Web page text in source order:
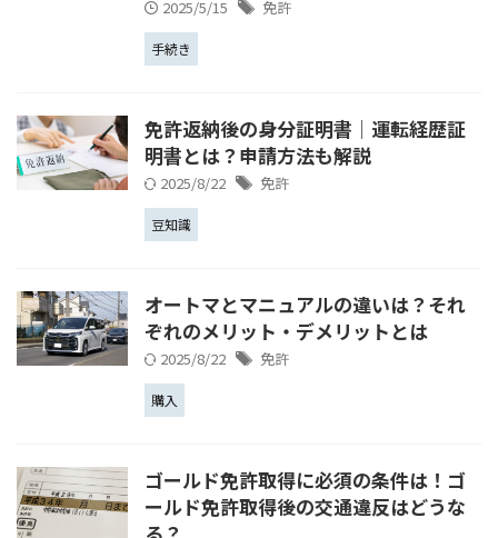
2025/5/15 免許
手続き
免許返納後の身分証明書│運転経歴証
明書とは？申請方法も解説
2025/8/22 免許
豆知識
オートマとマニュアルの違いは？それ
ぞれのメリット・デメリットとは
2025/8/22 免許
購入
ゴールド免許取得に必須の条件は！ゴ
ールド免許取得後の交通違反はどうな